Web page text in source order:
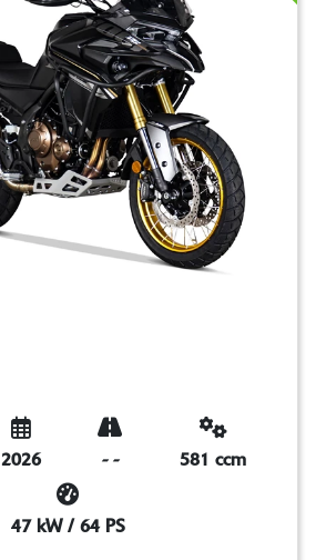
2026 - - 581 ccm
47 kW / 64 PS